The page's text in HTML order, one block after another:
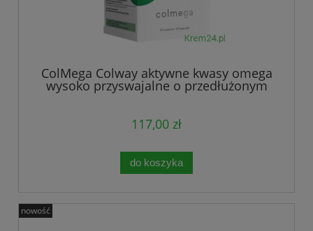
ColMega Colway aktywne kwasy omega
wysoko przyswajalne o przedłużonym
działaniu
117,00 zł
do koszyka
nowość